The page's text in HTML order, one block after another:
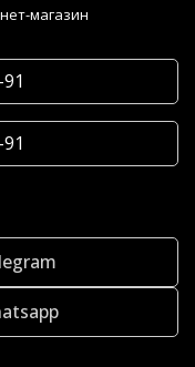
магазин